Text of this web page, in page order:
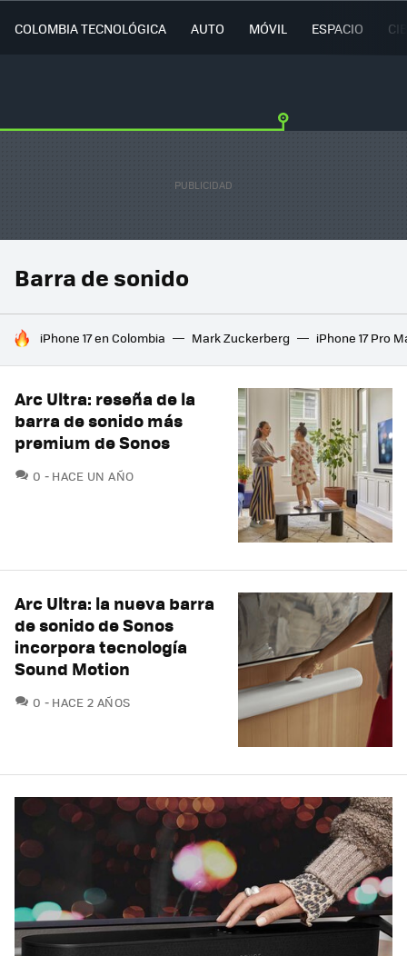
COLOMBIA TECNOLÓGICA AUTO MÓVIL ESPACIO
Barra de sonido
HOY SE HABLA DE
iPhone 17 en Colombia Mark Zuckerberg iPhone 17 Pro
Arc Ultra: reseña de la
barra de sonido más
premium de Sonos
0 COMENTARIOS
HACE UN AÑO
Arc Ultra: la nueva barra
de sonido de Sonos
incorpora tecnología
Sound Motion
0 COMENTARIOS
HACE 2 AÑOS